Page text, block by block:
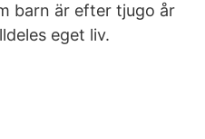
barn är efter tjugo år
eget liv.